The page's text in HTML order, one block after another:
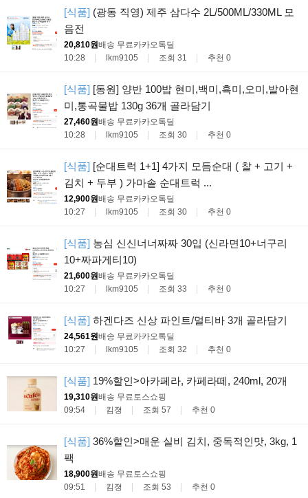
[식품] (광동 직영) 제주 삼다수 2L/500ML/330ML 모
음전
20,810원배송 무료카카오톡딜
10:28
lkm9105 조회 31 추천 0
[식품] [동원] 양반 100밥 현미,백미,흑미,오미,발아현
미,통곡물밥 130g 36개 골라담기
27,460원배송 무료카카오톡딜
10:28
lkm9105 조회 30 추천 0
[식품] [순대트럭 1+1] 4가지 모듬순대 ( 찰 + 고기 +
김치 + 두부 ) 가마솥 순대트럭 ...
12,900원배송 무료카카오톡딜
10:27
lkm9105 조회 30 추천 0
[식품] 농심 신신너너짜짜 30입 (신라면10+너구리
10+짜파게티10)
21,600원배송 무료카카오톡딜
10:27
lkm9105 조회 33 추천 0
[식품] 하겐다즈 신상 파인트/멀티바 3개 골라담기
24,561원배송 무료카카오톡딜
10:27
lkm9105 조회 32 추천 0
[식품] 19%할인>아카페라, 카페라떼, 240ml, 20개
19,310원배송 무료토스쇼핑
09:54
킴졍 조회 57 추천 0
[식품] 36%할인>매운 실비 김치, 중독적인맛, 3kg, 1
팩
18,900원배송 무료토스쇼핑
09:51
킴졍 조회 53 추천 0